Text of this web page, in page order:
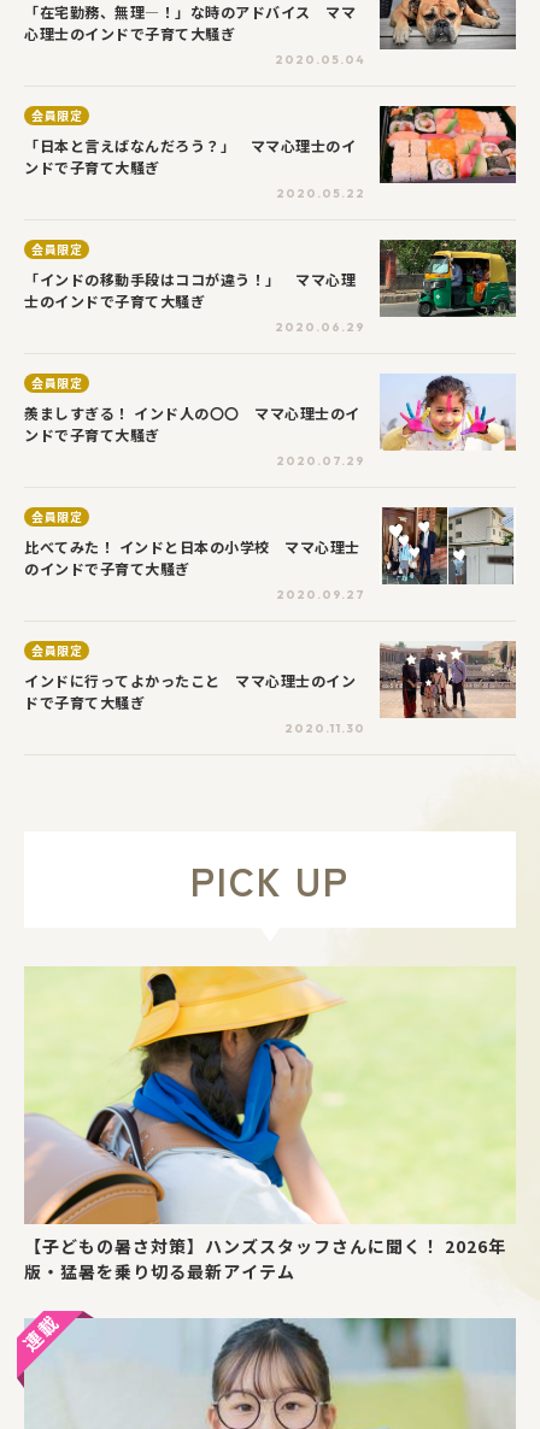
「在宅勤務、無理―！」な時のアドバイス ママ
心理士のインドで子育て大騒ぎ
2020.05.04
会員限定
「日本と言えばなんだろう？」 ママ心理士のイ
ンドで子育て大騒ぎ
2020.05.22
会員限定
「インドの移動手段はココが違う！」 ママ心理
士のインドで子育て大騒ぎ
2020.06.29
会員限定
羨ましすぎる！ インド人の〇〇 ママ心理士のイ
ンドで子育て大騒ぎ
2020.07.29
会員限定
比べてみた！ インドと日本の小学校 ママ心理士
のインドで子育て大騒ぎ
2020.09.27
会員限定
インドに行ってよかったこと ママ心理士のイン
ドで子育て大騒ぎ
2020.11.30
PICK UP
【子どもの暑さ対策】ハンズスタッフさんに聞く！ 2026年
版・猛暑を乗り切る最新アイテム